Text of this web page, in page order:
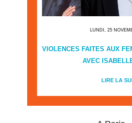
LUNDI, 25
VIOLENCES FAITES AUX
AVEC
LIRE LA